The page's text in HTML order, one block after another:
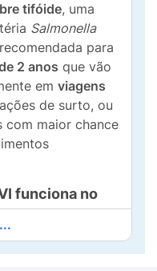
tifóide, uma
Salmonella
para
2 anos que vão
em viagens
de surto, ou
com maior chance
funciona no
passa a